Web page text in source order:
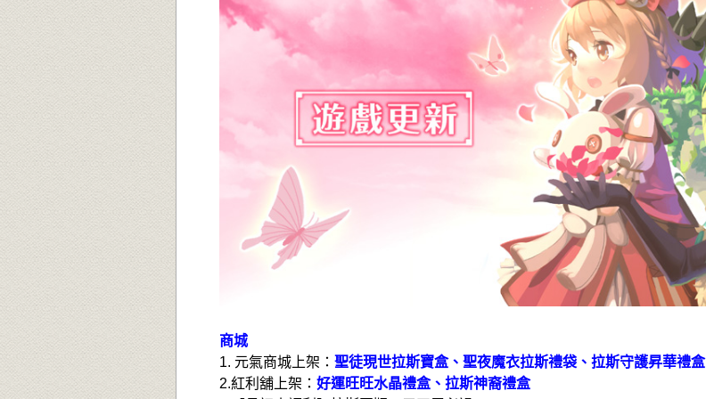
商城
1. 元氣商城上架： 聖徒現世拉斯寶盒、聖夜魔衣拉斯禮袋、拉斯守護昇華禮盒
2.紅利舖上架： 好運旺旺水晶禮盒、 拉斯神裔禮盒